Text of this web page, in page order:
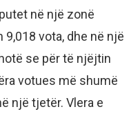
në një zonë
vota, dhe në një
se për të njëjtin
votues më shumë
një tjetër. Vlera e